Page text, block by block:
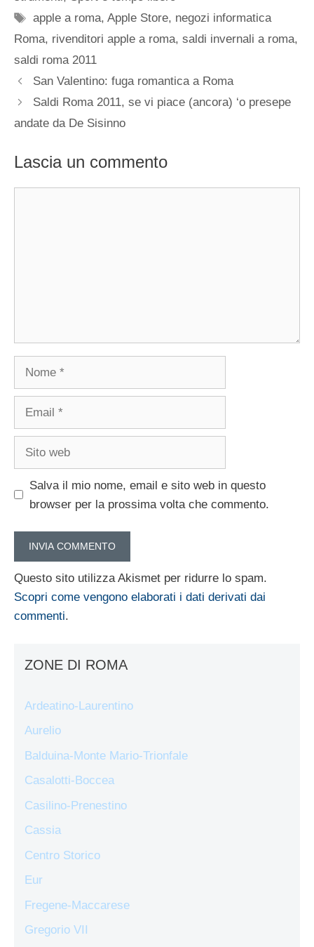
Tag
apple a roma,Apple Store, negozi informatica
Roma, rivenditori apple a roma, saldi invernali a roma,
saldi roma 2011
San Valentino: fuga romantica a Roma
Saldi Roma 2011, se vi piace (ancora) ‘o presepe
andate da De Sisinno
Lascia un commento
Nome
Email
Sito
Salva il mio nome, email e sito web in questo
browser per la prossima volta che commento.
Questo sito utilizza Akismet per ridurre lo spam.
Scopri come vengono elaborati i dati derivati dai
commenti.
ZONE DI ROMA
Ardeatino-Laurentino
Aurelio
Balduina-Monte Mario-Trionfale
Casalotti-Boccea
Casilino-Prenestino
Cassia
Centro Storico
Eur
Fregene-Maccarese
Gregorio VII